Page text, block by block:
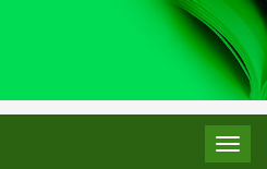
Reseñas bibliográficas